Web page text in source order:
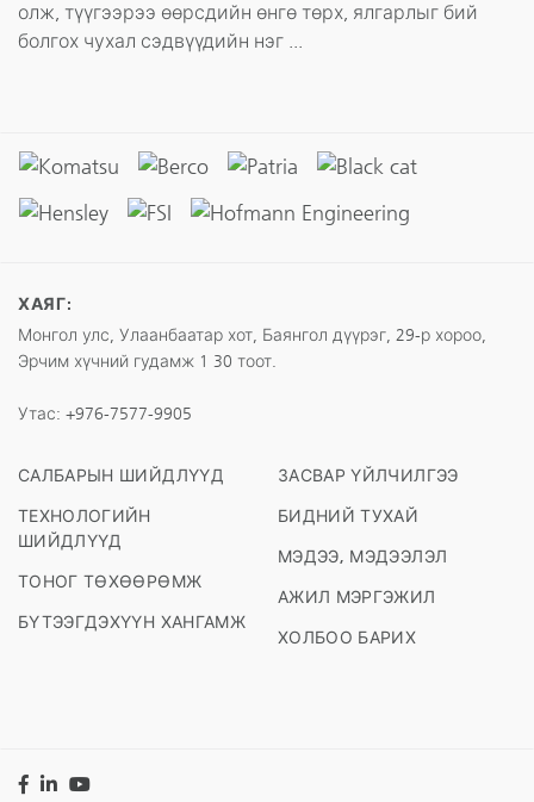
олж, түүгээрээ өөрсдийн өнгө төрх, ялгарлыг бий
болгох чухал сэдвүүдийн нэг ...
ХАЯГ:
Монгол улс, Улаанбаатар хот, Баянгол дүүрэг, 29-р хороо,
Эрчим хүчний гудамж 1 30 тоот.
Утас: +976-7577-9905
САЛБАРЫН ШИЙДЛҮҮД
ТЕХНОЛОГИЙН
ШИЙДЛҮҮД
ТОНОГ ТӨХӨӨРӨМЖ
БҮТЭЭГДЭХҮҮН ХАНГАМЖ
ЗАСВАР ҮЙЛЧИЛГЭЭ
БИДНИЙ ТУХАЙ
МЭДЭЭ, МЭДЭЭЛЭЛ
АЖИЛ МЭРГЭЖИЛ
ХОЛБОО БАРИХ
Facebook
LinkedInYouTube